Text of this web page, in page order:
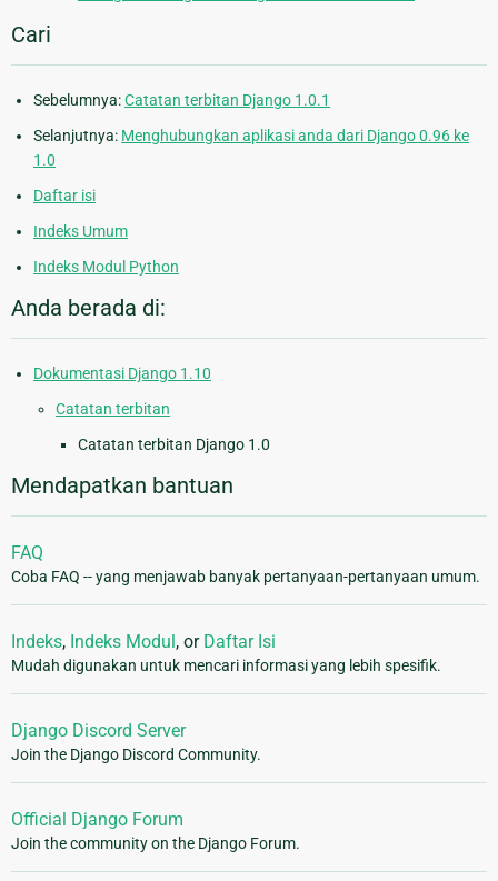
Cari
Sebelumnya:Catatan terbitan Django 1.0.1
Selanjutnya: Menghubungkan aplikasi anda dari Django 0.96 ke
1.0
Daftar isi
Indeks Umum
Indeks Modul Python
Anda berada di:
Dokumentasi Django 1.10
Catatan terbitan
Catatan terbitan Django 1.0
Mendapatkan bantuan
FAQ
Coba FAQ -- yang menjawab banyak pertanyaan-pertanyaan umum.
Indeks, Indeks Modul, or Daftar Isi
Mudah digunakan untuk mencari informasi yang lebih spesifik.
Django Discord Server
Join the Django Discord Community.
Official Django Forum
Join the community on the Django Forum.